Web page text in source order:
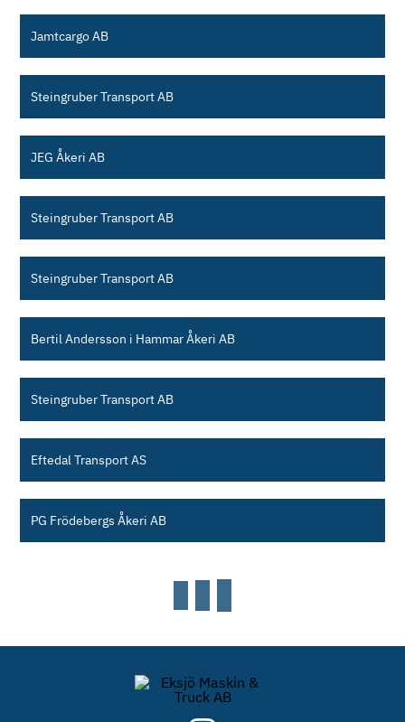
Jamtcargo AB
Steingruber Transport AB
JEG Åkeri AB
Steingruber Transport AB
Steingruber Transport AB
Bertil Andersson i Hammar Åkeri AB
Steingruber Transport AB
Eftedal Transport AS
PG Frödebergs Åkeri AB